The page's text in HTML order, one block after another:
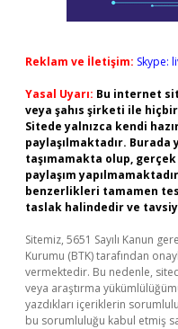
Reklam ve İletişim: Skype:
Yasal Uyarı: Bu internet
veya şahıs şirketi ile
Sitede yalnızca kendi
paylaşılmaktadır.
taşımamakta olup,
paylaşım
benzerlikleri tamamen
taslak halindedir ve
Sitemiz, 5651 Sayılı Kanun
Kurumu (BTK) tarafından
vermektedir. Bu nedenle,
veya araştırma
yazdıkları içeriklerin
bu sorumluluğu kabul etmiş